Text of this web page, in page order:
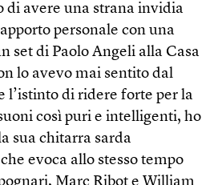
di avere una strana invidia
personale con una
set di Paolo Angeli alla Casa
lo avevo mai sentito dal
l’istinto di ridere forte per la
così puri e intelligenti, ho
sua chitarra sarda
evoca allo stesso tempo